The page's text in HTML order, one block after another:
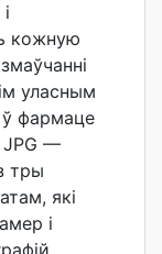
кожную
уласным
ў фармаце
JPG —
тры
які
і